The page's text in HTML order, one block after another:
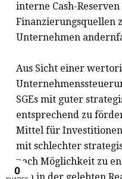
interne Cash-
Finanzierungsquellen
Unternehmen
Aus Sicht einer
SGEs mit guter
entsprechend zu
Mittel für
mit schlechter
nach Möglichkeit zu